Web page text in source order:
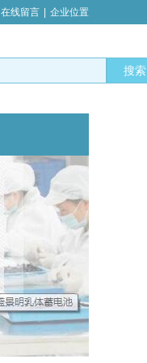
搜索
在线留言 企业位置